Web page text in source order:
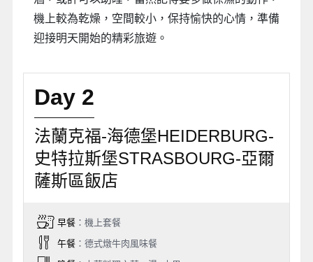
機上較為乾燥，空間較小，保持愉快的心情，準備
迎接明天開始的精彩旅遊。
Day 2
法蘭克福-海德堡HEIDERBURG-
史特拉斯堡STRASBOURG-亞爾
薩斯區飯店
早餐：機上套餐
午餐：德式燉牛肉風味餐